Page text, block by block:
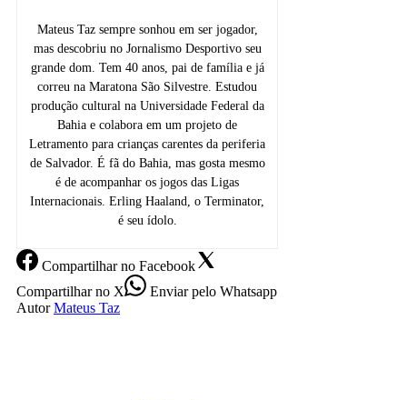
Mateus Taz sempre sonhou em ser jogador,
mas descobriu no Jornalismo Desportivo seu
grande dom. Tem 40 anos, pai de família e já
correu na Maratona São Silvestre. Estudou
produção cultural na Universidade Federal da
Bahia e colabora em um projeto de
Letramento para crianças carentes da periferia
de Salvador. É fã do Bahia, mas gosta mesmo
é de acompanhar os jogos das Ligas
Internacionais. Erling Haaland, o Terminator,
é seu ídolo.
Compartilharno Facebook
Compartilharno X Enviarpelo Whatsapp
Autor Mateus Taz